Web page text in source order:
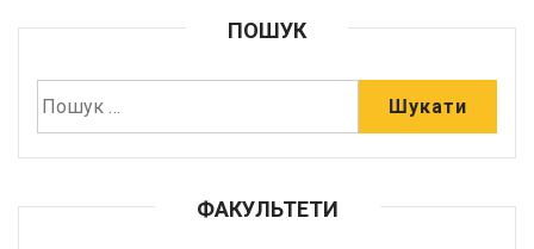
ПОШУК
ФАКУЛЬТЕТИ